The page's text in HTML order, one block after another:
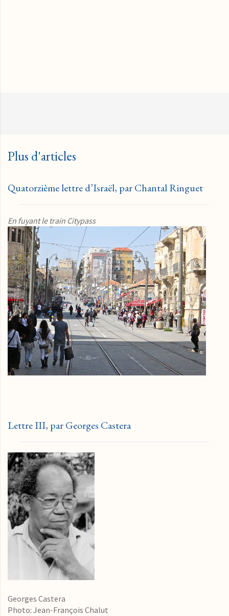
Plus d'articles
Quatorzième lettre d’Israël, par Chantal Ringuet
En fuyant le train Citypass
Lettre III, par Georges Castera
Georges Castera
Photo: Jean-François Chalut